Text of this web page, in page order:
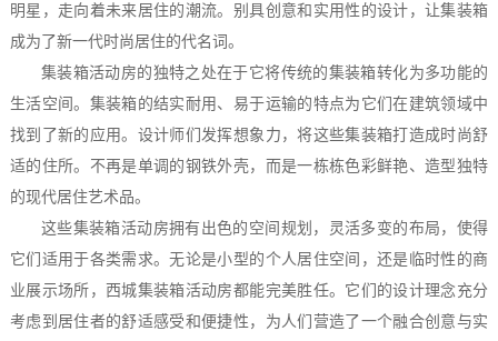
明星，走向着未来居住的潮流。别具创意和实用性的设计，让集装箱
成为了新一代时尚居住的代名词。
集装箱活动房的独特之处在于它将传统的集装箱转化为多功能的
生活空间。集装箱的结实耐用、易于运输的特点为它们在建筑领域中
找到了新的应用。设计师们发挥想象力，将这些集装箱打造成时尚舒
适的住所。不再是单调的钢铁外壳，而是一栋栋色彩鲜艳、造型独特
的现代居住艺术品。
这些集装箱活动房拥有出色的空间规划，灵活多变的布局，使得
它们适用于各类需求。无论是小型的个人居住空间，还是临时性的商
业展示场所，西城集装箱活动房都能完美胜任。它们的设计理念充分
考虑到居住者的舒适感受和便捷性，为人们营造了一个融合创意与实